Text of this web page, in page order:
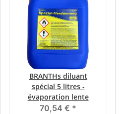
BRANTHs diluant
spécial 5 litres -
évaporation lente
70,54 € *